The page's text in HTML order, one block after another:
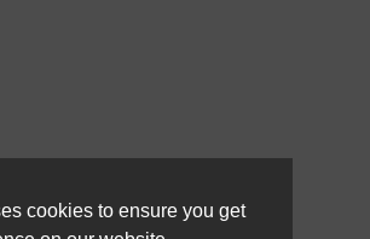
cookies to ensure you get